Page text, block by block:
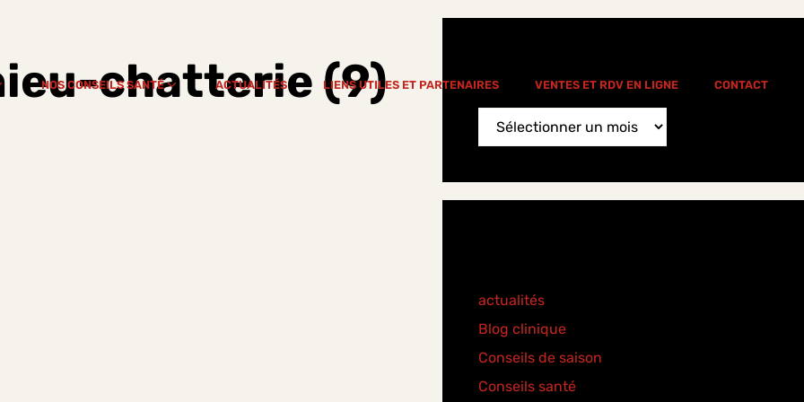
NOS CONSEILS SANTÉ ACTUALITÉS LIENS UTILES ET PARTENAIRES VENTES ET RDV EN LIGNE CONTACT
chatterie (9)
News
Archive
actualités(77)
Blog clinique(25)
Conseils de saison
Conseils santé(18)